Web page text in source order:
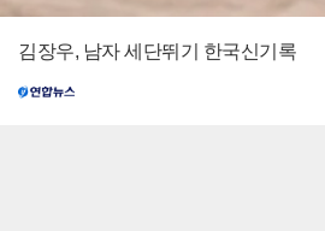
김장우, 남자 세단뛰기 한국신기록